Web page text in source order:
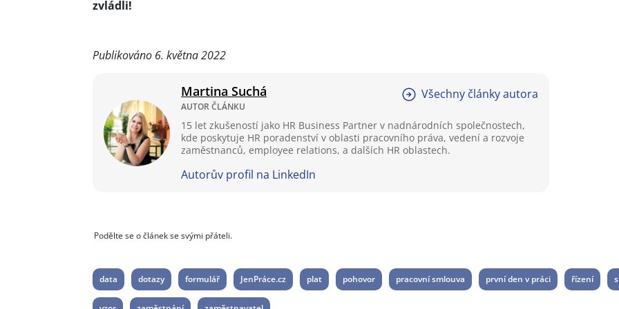
zvládli!
Publikováno 6. května 2022
Martina Suchá
AUTOR ČLÁNKU
Všechny články autora
15 let zkušeností jako HR Business Partner v nadnárodních společnostech,
kde poskytuje HR poradenství v oblasti pracovního práva, vedení a rozvoje
zaměstnanců, employee relations, a dalších HR oblastech.
Autorův profil na LinkedIn
Podělte se o článek se svými přáteli.
data dotazy formulář JenPráce.cz plat pohovor pracovní smlouva první den v práci řízení